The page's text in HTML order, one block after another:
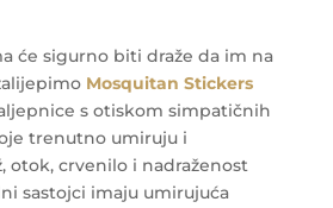
će sigurno biti draže da im na
Mosquitan Stickers
s otiskom simpatičnih
trenutno umiruju i
otok, crvenilo i nadraženost
sastojci imaju umirujuća